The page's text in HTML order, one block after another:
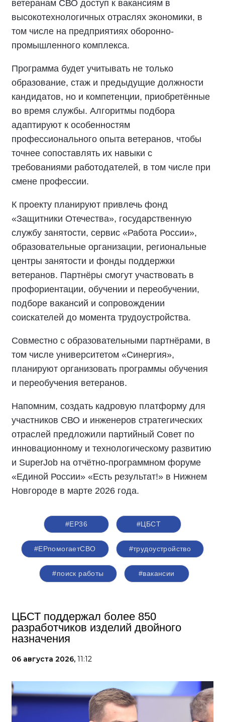
ветеранам СВО доступ к вакансиям в
высокотехнологичных отраслях экономики, в
том числе на предприятиях оборонно-
промышленного комплекса.
Программа будет учитывать не только
образование, стаж и предыдущие должности
кандидатов, но и компетенции, приобретённые
во время службы. Алгоритмы подбора
адаптируют к особенностям
профессионального опыта ветеранов, чтобы
точнее сопоставлять их навыки с
требованиями работодателей, в том числе при
смене профессии.
К проекту планируют привлечь фонд
«Защитники Отечества», государственную
службу занятости, сервис «Работа России»,
образовательные организации, региональные
центры занятости и фонды поддержки
ветеранов. Партнёры смогут участвовать в
профориентации, обучении и переобучении,
подборе вакансий и сопровождении
соискателей до момента трудоустройства.
Совместно с образовательными партнёрами, в
том числе университетом «Синергия»,
планируют организовать программы обучения
и переобучения ветеранов.
Напомним, создать кадровую платформу для
участников СВО и инженеров стратегических
отраслей предложили партийный Совет по
инновационному и технологическому развитию
и SuperJob на отчётно-программном форуме
«Единой России» «Есть результат!» в Нижнем
Новгороде в марте 2026 года.
#ЕР36 #ЦБСТ
#ЕРпомогаетСВО #трудоустройство
#поиск работы #вакансии
ЦБСТ поддержал более 850
разработчиков изделий двойного
назначения
06 августа 2026, 11:12